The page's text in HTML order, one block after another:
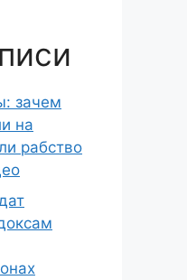
зачем
на
рабство